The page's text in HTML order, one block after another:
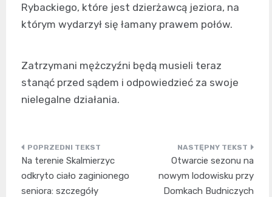
Rybackiego, które jest dzierżawcą jeziora, na
którym wydarzył się łamany prawem połów.
Zatrzymani mężczyźni będą musieli teraz
stanąć przed sądem i odpowiedzieć za swoje
nielegalne działania.
Nawigacja
wpisu
Na terenie Skalmierzyc
odkryto ciało zaginionego
seniora: szczegóły
Otwarcie sezonu na
nowym lodowisku przy
Domkach Budniczych